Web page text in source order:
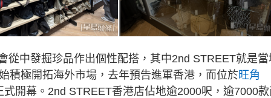
從中發掘珍品作出個性配搭，其中2nd STREET就是當
積極開拓海外市場，去年預告進軍香港，而位於旺角
開幕。2nd STREET香港店佔地逾2000呎，逾7000